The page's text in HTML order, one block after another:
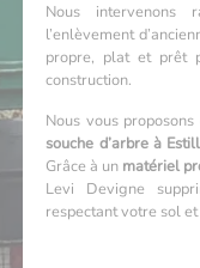
Nous intervenons
l’enlèvement
propre, plat et prêt
construction.
Nous vous
souche d’arbre à
Grâce à un matériel
Levi Devigne
respectant votre sol